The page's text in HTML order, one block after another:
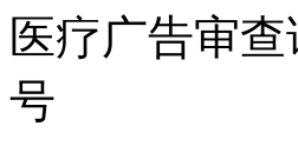
医疗广告审
号